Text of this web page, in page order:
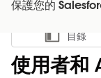
保護您的
顯示目錄
目錄
使用者和